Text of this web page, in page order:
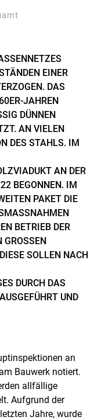
EINER
DAS
JAHREN
DÜNNEN
AN VIELEN
DES STAHLS. IM
AN DER
BEGONNEN. IM
PAKET DIE
BETRIEB DER
GROSSEN
SOLLEN NACH
DURCH DAS
UND
an
Bauwerk notiert.
allfällige
Aufgrund der
Jahre, wurde